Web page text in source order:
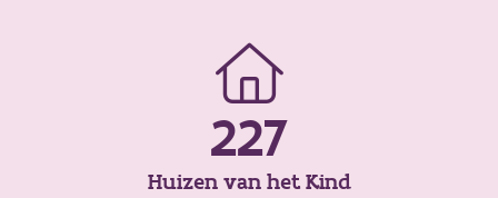
227
Huizen van het Kind